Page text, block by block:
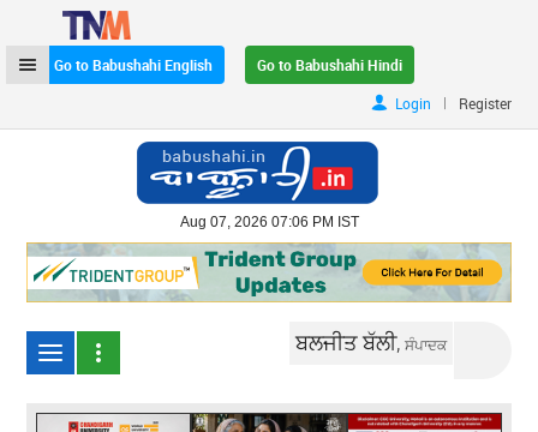
Go to Babushahi English
Go to Babushahi Hindi
Login
| Register
Aug 07, 2026 07:06 PM IST
ਬਲਜੀਤ ਬੱਲੀ,ਸੰਪਾਦਕ